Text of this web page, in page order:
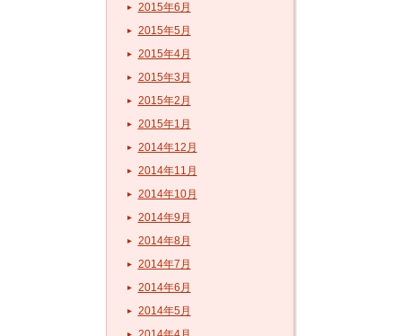
2015年6月
2015年5月
2015年4月
2015年3月
2015年2月
2015年1月
2014年12月
2014年11月
2014年10月
2014年9月
2014年8月
2014年7月
2014年6月
2014年5月